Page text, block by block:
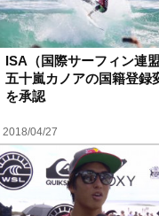
ISA（国際サーフィン連
五十嵐カノアの国籍登録
を承認
2018/04/27
試合
ハウツー
ウェス
イベント・リリー